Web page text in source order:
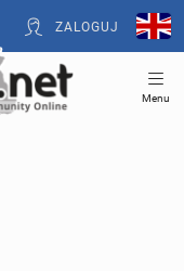
ZALOGUJ
Menu